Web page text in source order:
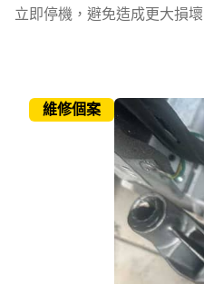
立即停機，避免造成更大損壞
維修個案